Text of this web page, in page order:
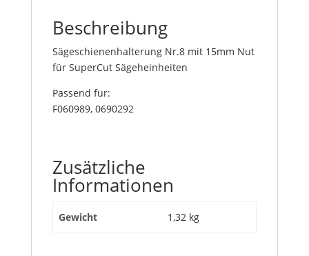
Beschreibung
Sägeschienenhalterung Nr.8 mit 15mm Nut
für SuperCut Sägeheinheiten
Passend für:
F060989, 0690292
Zusätzliche
Informationen
Gewicht 1,32 kg